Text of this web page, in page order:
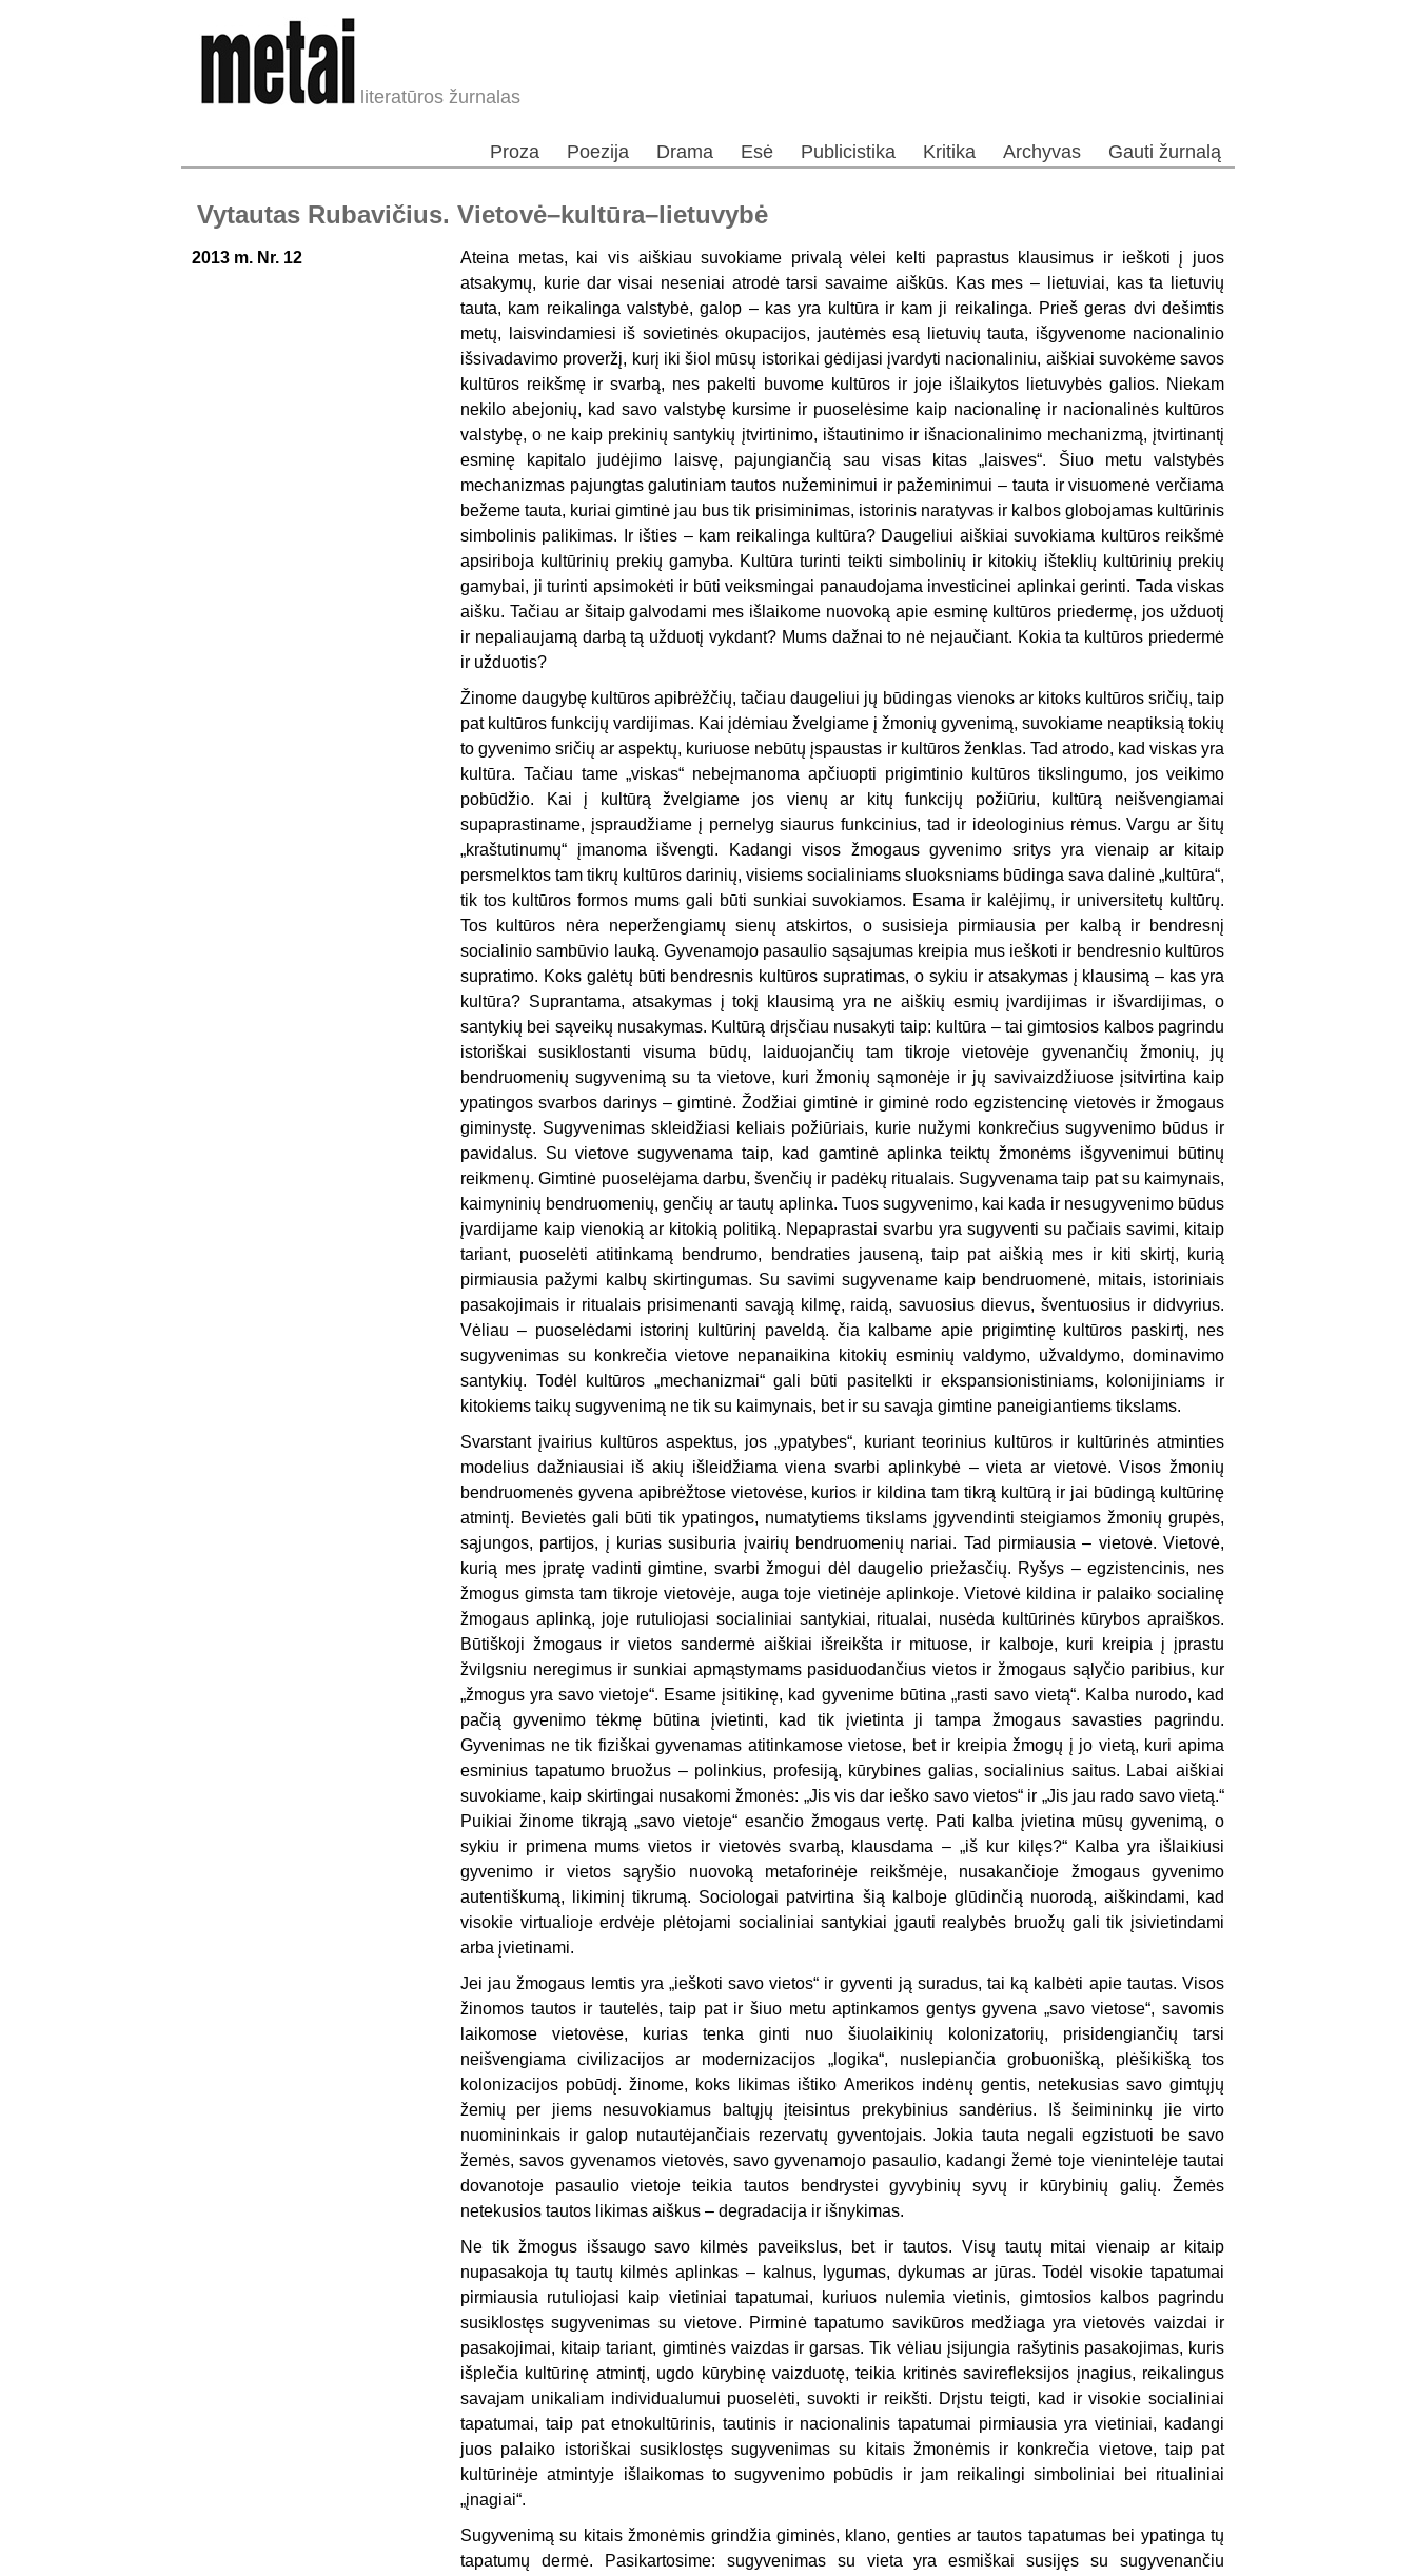
literatūros žurnalas
Proza Poezija Drama Esė Publicistika Kritika Archyvas Gauti žurnalą
Vytautas Rubavičius. Vietovė–kultūra–lietuvybė
2013 m. Nr. 12
Ateina metas, kai vis aiškiau suvokiame privalą vėlei kelti paprastus klausimus ir ieškoti į juos
atsakymų, kurie dar visai neseniai atrodė tarsi savaime aiškūs. Kas mes – lietuviai, kas ta lietuvių
tauta, kam reikalinga valstybė, galop – kas yra kultūra ir kam ji reikalinga. Prieš geras dvi dešimtis
metų, laisvindamiesi iš sovietinės okupacijos, jautėmės esą lietuvių tauta, išgyvenome nacionalinio
išsivadavimo proveržį, kurį iki šiol mūsų istorikai gėdijasi įvardyti nacionaliniu, aiškiai suvokėme savos
kultūros reikšmę ir svarbą, nes pakelti buvome kultūros ir joje išlaikytos lietuvybės galios. Niekam
nekilo abejonių, kad savo valstybę kursime ir puoselėsime kaip nacionalinę ir nacionalinės kultūros
valstybę, o ne kaip prekinių santykių įtvirtinimo, ištautinimo ir išnacionalinimo mechanizmą, įtvirtinantį
esminę kapitalo judėjimo laisvę, pajungiančią sau visas kitas „laisves“. Šiuo metu valstybės
mechanizmas pajungtas galutiniam tautos nužeminimui ir pažeminimui – tauta ir visuomenė verčiama
bežeme tauta, kuriai gimtinė jau bus tik prisiminimas, istorinis naratyvas ir kalbos globojamas kultūrinis
simbolinis palikimas. Ir išties – kam reikalinga kultūra? Daugeliui aiškiai suvokiama kultūros reikšmė
apsiriboja kultūrinių prekių gamyba. Kultūra turinti teikti simbolinių ir kitokių išteklių kultūrinių prekių
gamybai, ji turinti apsimokėti ir būti veiksmingai panaudojama investicinei aplinkai gerinti. Tada viskas
aišku. Tačiau ar šitaip galvodami mes išlaikome nuovoką apie esminę kultūros priedermę, jos užduotį
ir nepaliaujamą darbą tą užduotį vykdant? Mums dažnai to nė nejaučiant. Kokia ta kultūros priedermė
ir užduotis?
Žinome daugybę kultūros apibrėžčių, tačiau daugeliui jų būdingas vienoks ar kitoks kultūros sričių, taip
pat kultūros funkcijų vardijimas. Kai įdėmiau žvelgiame į žmonių gyvenimą, suvokiame neaptiksią tokių
to gyvenimo sričių ar aspektų, kuriuose nebūtų įspaustas ir kultūros ženklas. Tad atrodo, kad viskas yra
kultūra. Tačiau tame „viskas“ nebeįmanoma apčiuopti prigimtinio kultūros tikslingumo, jos veikimo
pobūdžio. Kai į kultūrą žvelgiame jos vienų ar kitų funkcijų požiūriu, kultūrą neišvengiamai
supaprastiname, įspraudžiame į pernelyg siaurus funkcinius, tad ir ideologinius rėmus. Vargu ar šitų
„kraštutinumų“ įmanoma išvengti. Kadangi visos žmogaus gyvenimo sritys yra vienaip ar kitaip
persmelktos tam tikrų kultūros darinių, visiems socialiniams sluoksniams būdinga sava dalinė „kultūra“,
tik tos kultūros formos mums gali būti sunkiai suvokiamos. Esama ir kalėjimų, ir universitetų kultūrų.
Tos kultūros nėra neperžengiamų sienų atskirtos, o susisieja pirmiausia per kalbą ir bendresnį
socialinio sambūvio lauką. Gyvenamojo pasaulio sąsajumas kreipia mus ieškoti ir bendresnio kultūros
supratimo. Koks galėtų būti bendresnis kultūros supratimas, o sykiu ir atsakymas į klausimą – kas yra
kultūra? Suprantama, atsakymas į tokį klausimą yra ne aiškių esmių įvardijimas ir išvardijimas, o
santykių bei sąveikų nusakymas. Kultūrą drįsčiau nusakyti taip: kultūra – tai gimtosios kalbos pagrindu
istoriškai susiklostanti visuma būdų, laiduojančių tam tikroje vietovėje gyvenančių žmonių, jų
bendruomenių sugyvenimą su ta vietove, kuri žmonių sąmonėje ir jų savivaizdžiuose įsitvirtina kaip
ypatingos svarbos darinys – gimtinė. Žodžiai gimtinė ir giminė rodo egzistencinę vietovės ir žmogaus
giminystę. Sugyvenimas skleidžiasi keliais požiūriais, kurie nužymi konkrečius sugyvenimo būdus ir
pavidalus. Su vietove sugyvenama taip, kad gamtinė aplinka teiktų žmonėms išgyvenimui būtinų
reikmenų. Gimtinė puoselėjama darbu, švenčių ir padėkų ritualais. Sugyvenama taip pat su kaimynais,
kaimyninių bendruomenių, genčių ar tautų aplinka. Tuos sugyvenimo, kai kada ir nesugyvenimo būdus
įvardijame kaip vienokią ar kitokią politiką. Nepaprastai svarbu yra sugyventi su pačiais savimi, kitaip
tariant, puoselėti atitinkamą bendrumo, bendraties jauseną, taip pat aiškią mes ir kiti skirtį, kurią
pirmiausia pažymi kalbų skirtingumas. Su savimi sugyvename kaip bendruomenė, mitais, istoriniais
pasakojimais ir ritualais prisimenanti savąją kilmę, raidą, savuosius dievus, šventuosius ir didvyrius.
Vėliau – puoselėdami istorinį kultūrinį paveldą. čia kalbame apie prigimtinę kultūros paskirtį, nes
sugyvenimas su konkrečia vietove nepanaikina kitokių esminių valdymo, užvaldymo, dominavimo
santykių. Todėl kultūros „mechanizmai“ gali būti pasitelkti ir ekspansionistiniams, kolonijiniams ir
kitokiems taikų sugyvenimą ne tik su kaimynais, bet ir su savąja gimtine paneigiantiems tikslams.
Svarstant įvairius kultūros aspektus, jos „ypatybes“, kuriant teorinius kultūros ir kultūrinės atminties
modelius dažniausiai iš akių išleidžiama viena svarbi aplinkybė – vieta ar vietovė. Visos žmonių
bendruomenės gyvena apibrėžtose vietovėse, kurios ir kildina tam tikrą kultūrą ir jai būdingą kultūrinę
atmintį. Bevietės gali būti tik ypatingos, numatytiems tikslams įgyvendinti steigiamos žmonių grupės,
sąjungos, partijos, į kurias susiburia įvairių bendruomenių nariai. Tad pirmiausia – vietovė. Vietovė,
kurią mes įpratę vadinti gimtine, svarbi žmogui dėl daugelio priežasčių. Ryšys – egzistencinis, nes
žmogus gimsta tam tikroje vietovėje, auga toje vietinėje aplinkoje. Vietovė kildina ir palaiko socialinę
žmogaus aplinką, joje rutuliojasi socialiniai santykiai, ritualai, nusėda kultūrinės kūrybos apraiškos.
Būtiškoji žmogaus ir vietos sandermė aiškiai išreikšta ir mituose, ir kalboje, kuri kreipia į įprastu
žvilgsniu neregimus ir sunkiai apmąstymams pasiduodančius vietos ir žmogaus sąlyčio paribius, kur
„žmogus yra savo vietoje“. Esame įsitikinę, kad gyvenime būtina „rasti savo vietą“. Kalba nurodo, kad
pačią gyvenimo tėkmę būtina įvietinti, kad tik įvietinta ji tampa žmogaus savasties pagrindu.
Gyvenimas ne tik fiziškai gyvenamas atitinkamose vietose, bet ir kreipia žmogų į jo vietą, kuri apima
esminius tapatumo bruožus – polinkius, profesiją, kūrybines galias, socialinius saitus. Labai aiškiai
suvokiame, kaip skirtingai nusakomi žmonės: „Jis vis dar ieško savo vietos“ ir „Jis jau rado savo vietą.“
Puikiai žinome tikrąją „savo vietoje“ esančio žmogaus vertę. Pati kalba įvietina mūsų gyvenimą, o
sykiu ir primena mums vietos ir vietovės svarbą, klausdama – „iš kur kilęs?“ Kalba yra išlaikiusi
gyvenimo ir vietos sąryšio nuovoką metaforinėje reikšmėje, nusakančioje žmogaus gyvenimo
autentiškumą, likiminį tikrumą. Sociologai patvirtina šią kalboje glūdinčią nuorodą, aiškindami, kad
visokie virtualioje erdvėje plėtojami socialiniai santykiai įgauti realybės bruožų gali tik įsivietindami
arba įvietinami.
Jei jau žmogaus lemtis yra „ieškoti savo vietos“ ir gyventi ją suradus, tai ką kalbėti apie tautas. Visos
žinomos tautos ir tautelės, taip pat ir šiuo metu aptinkamos gentys gyvena „savo vietose“, savomis
laikomose vietovėse, kurias tenka ginti nuo šiuolaikinių kolonizatorių, prisidengiančių tarsi
neišvengiama civilizacijos ar modernizacijos „logika“, nuslepiančia grobuonišką, plėšikišką tos
kolonizacijos pobūdį. žinome, koks likimas ištiko Amerikos indėnų gentis, netekusias savo gimtųjų
žemių per jiems nesuvokiamus baltųjų įteisintus prekybinius sandėrius. Iš šeimininkų jie virto
nuomininkais ir galop nutautėjančiais rezervatų gyventojais. Jokia tauta negali egzistuoti be savo
žemės, savos gyvenamos vietovės, savo gyvenamojo pasaulio, kadangi žemė toje vienintelėje tautai
dovanotoje pasaulio vietoje teikia tautos bendrystei gyvybinių syvų ir kūrybinių galių. Žemės
netekusios tautos likimas aiškus – degradacija ir išnykimas.
Ne tik žmogus išsaugo savo kilmės paveikslus, bet ir tautos. Visų tautų mitai vienaip ar kitaip
nupasakoja tų tautų kilmės aplinkas – kalnus, lygumas, dykumas ar jūras. Todėl visokie tapatumai
pirmiausia rutuliojasi kaip vietiniai tapatumai, kuriuos nulemia vietinis, gimtosios kalbos pagrindu
susiklostęs sugyvenimas su vietove. Pirminė tapatumo savikūros medžiaga yra vietovės vaizdai ir
pasakojimai, kitaip tariant, gimtinės vaizdas ir garsas. Tik vėliau įsijungia rašytinis pasakojimas, kuris
išplečia kultūrinę atmintį, ugdo kūrybinę vaizduotę, teikia kritinės savirefleksijos įnagius, reikalingus
savajam unikaliam individualumui puoselėti, suvokti ir reikšti. Drįstu teigti, kad ir visokie socialiniai
tapatumai, taip pat etnokultūrinis, tautinis ir nacionalinis tapatumai pirmiausia yra vietiniai, kadangi
juos palaiko istoriškai susiklostęs sugyvenimas su kitais žmonėmis ir konkrečia vietove, taip pat
kultūrinėje atmintyje išlaikomas to sugyvenimo pobūdis ir jam reikalingi simboliniai bei ritualiniai
„įnagiai“.
Sugyvenimą su kitais žmonėmis grindžia giminės, klano, genties ar tautos tapatumas bei ypatinga tų
tapatumų dermė. Pasikartosime: sugyvenimas su vieta yra esmiškai susijęs su sugyvenančiu